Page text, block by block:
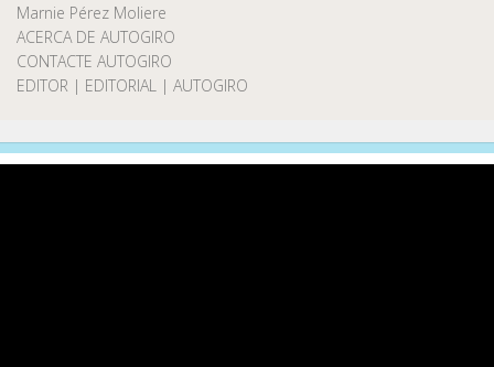
Marnie Pérez Moliere
ACERCA DE AUTOGIRO
CONTACTE AUTOGIRO
EDITOR | EDITORIAL | AUTOGIRO